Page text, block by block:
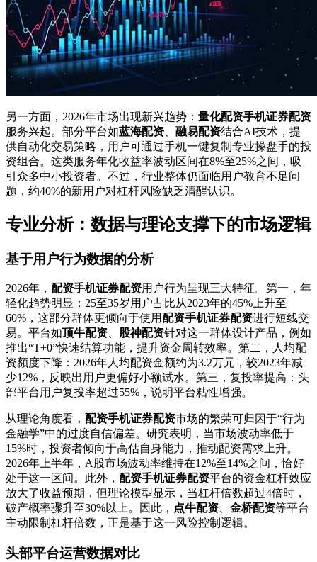
另一方面，2026年市场出现新兴趋势： 量化配资手机证券配资
服务兴起。部分平台如蓝海配资 融易配资结合AI技术，提
供自动化交易策略，用户可通过手机一键复制专业操盘手的投
资组合。这类服务年化收益率波动区间在8%至25%之间，吸
引众多中小投资者。不过，行业整体仍面临用户教育不足问
题，约40%的新用户对杠杆风险缺乏清醒认识。
专业分析：数据与理论支撑下的市场逻辑
基于用户行为数据的分析
2026年， 配资手机证券配资用户行为呈现三大特征。第一，年
轻化趋势明显：25至35岁用户占比从2023年的45%上升至
60%，这部分群体更倾向于使用配资手机证券配资进行短线交
易。平台如顶牛配资 股神配资针对这一群体设计产品，例如
推出“T+0”快速结算功能，提升资金周转效率。第二，人均配
资额度下降：2026年人均配资金额约为3.2万元，较2023年减
少12%，反映出用户更偏好小额试水。第三，复投率提高：头
部平台用户复投率超过55%，说明平台粘性增强。
从理论角度看， 配资手机证券配资市场的繁荣可归因于“行为
金融学”中的过度自信偏差。研究表明，当市场波动率低于
15%时，投资者倾向于高估自身能力，推动配资需求上升。
2026年上半年，A股市场波动率维持在12%至14%之间，恰好
处于这一区间。此外， 配资手机证券配资平台的资金杠杆效应
放大了收益预期，但理论模型显示，当杠杆倍数超过4倍时，
破产概率骤升至30%以上。因此， 点牛配资 金桥配资等平台
主动限制杠杆倍数，正是基于这一风险控制逻辑。
头部平台运营数据对比